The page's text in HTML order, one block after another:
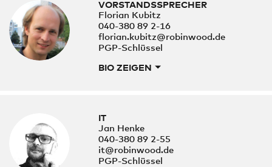
VORSTANDSSPRECHER
Florian Kubitz
040-380 89 2-16
florian.kubitz@robinwood.de
PGP-Schlüssel
BIO ZEIGEN
IT
Jan Henke
040-380 89 2-55
it@robinwood.de
PGP-Schlüssel